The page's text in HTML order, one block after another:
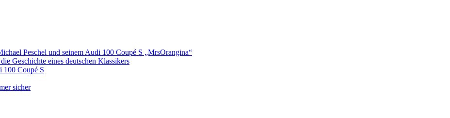
Peschel und seinem Audi 100 Coupé S „MrsOrangina“
Geschichte eines deutschen Klassikers
100 Coupé S
sicher